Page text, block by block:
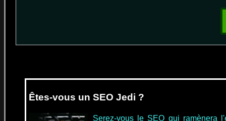
Êtes-vous un SEO Jedi ?
Serez-vous le SEO qui ramènera